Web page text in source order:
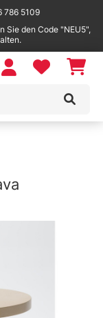
5109
Sie den Code "NEU5",